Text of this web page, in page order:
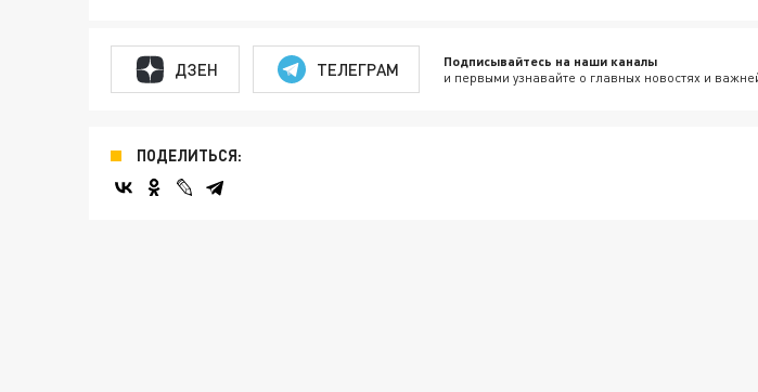
ДЗЕН ТЕЛЕГРАМ Подписывайтесь на наши каналы
и первыми узнавайте о главных новостях и
ПОДЕЛИТЬСЯ: